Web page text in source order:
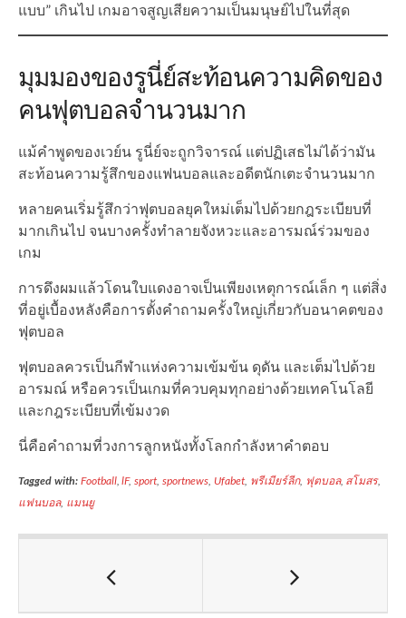
แบบ” เกินไป เกมอาจสูญเสียความเป็นมนุษย์ไปในที่สุด
มุมมองของรูนี่ย์สะท้อนความคิดของ
คนฟุตบอลจำนวนมาก
แม้คำพูดของเวย์น รูนี่ย์จะถูกวิจารณ์ แต่ปฏิเสธไม่ได้ว่ามัน
สะท้อนความรู้สึกของแฟนบอลและอดีตนักเตะจำนวนมาก
หลายคนเริ่มรู้สึกว่าฟุตบอลยุคใหม่เต็มไปด้วยกฎระเบียบที่
มากเกินไป จนบางครั้งทำลายจังหวะและอารมณ์ร่วมของ
เกม
การดึงผมแล้วโดนใบแดงอาจเป็นเพียงเหตุการณ์เล็ก ๆ แต่สิ่ง
ที่อยู่เบื้องหลังคือการตั้งคำถามครั้งใหญ่เกี่ยวกับอนาคตของ
ฟุตบอล
ฟุตบอลควรเป็นกีฬาแห่งความเข้มข้น ดุดัน และเต็มไปด้วย
อารมณ์ หรือควรเป็นเกมที่ควบคุมทุกอย่างด้วยเทคโนโลยี
และกฎระเบียบที่เข้มงวด
นี่คือคำถามที่วงการลูกหนังทั้งโลกกำลังหาคำตอบ
Tagged with: Football,lF,sport,sportnews, Ufabet, พรีเมียร์ลีก, ฟุตบอล, สโมสร,
แฟนบอล, แมนยู